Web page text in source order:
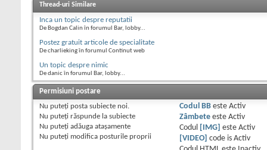
Thread-uri Similare
Inca un topic despre reputatii
De Bogdan Calin în forumul Bar, lobby...
Postez gratuit articole de specialitate
De charlieking în forumul Continut web
Un topic despre nimic
De danic în forumul Bar, lobby...
Permisiuni postare
Nu puteţi posta subiecte noi.
Nu puteţi răspunde la subiecte
Nu puteţi adăuga ataşamente
Nu puteţi modifica posturile proprii
Codul BBeste Activ
Zâmbeteeste Activ
Codul
[IMG] este Activ
[VIDEO] code is Activ